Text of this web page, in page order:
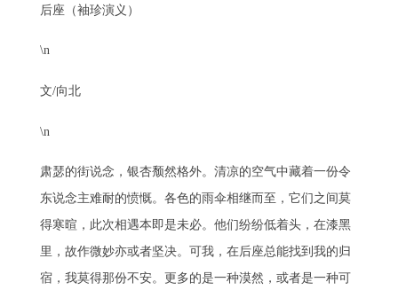
后座（袖珍演义）
\n
文/向北
\n
肃瑟的街说念，银杏颓然格外。清凉的空气中藏着一份令
东说念主难耐的愤慨。各色的雨伞相继而至，它们之间莫
得寒暄，此次相遇本即是未必。他们纷纷低着头，在漆黑
里，故作微妙亦或者坚决。可我，在后座总能找到我的归
宿，我莫得那份不安。更多的是一种漠然，或者是一种可